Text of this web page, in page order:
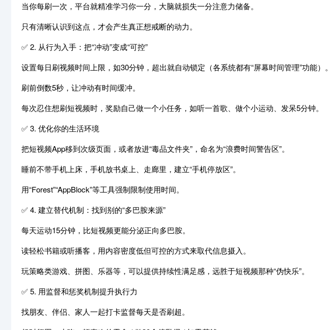
当你每刷一次，平台就精准学习你一分，大脑就损失一分注意力储备。
只有清晰认识到这点，才会产生真正想戒断的动力。
✅ 2. 从行为入手：把“冲动”变成“可控”
设置每日刷视频时间上限，如30分钟，超出就自动锁定（各系统都有“屏幕时间管理”功能）。
刷前倒数5秒，让冲动有时间缓冲。
每次忍住想刷短视频时，奖励自己做一个小任务，如听一首歌、做个小运动、发呆5分钟。
✅ 3. 优化你的生活环境
把短视频App移到次级页面，或者放进“毒品文件夹”，命名为“浪费时间警告区”。
睡前不带手机上床，手机放书桌上、走廊里，建立“手机停放区”。
用“Forest”“AppBlock”等工具强制限制使用时间。
✅ 4. 建立替代机制：找到别的“多巴胺来源”
每天运动15分钟，比短视频更能分泌正向多巴胺。
读轻松书籍或听播客，用内容密度低但可控的方式来取代信息摄入。
玩策略类游戏、拼图、乐器等，可以提供持续性满足感，远胜于短视频那种“伪快乐”。
✅ 5. 用监督和惩奖机制提升执行力
找朋友、伴侣、家人一起打卡监督每天是否刷超。